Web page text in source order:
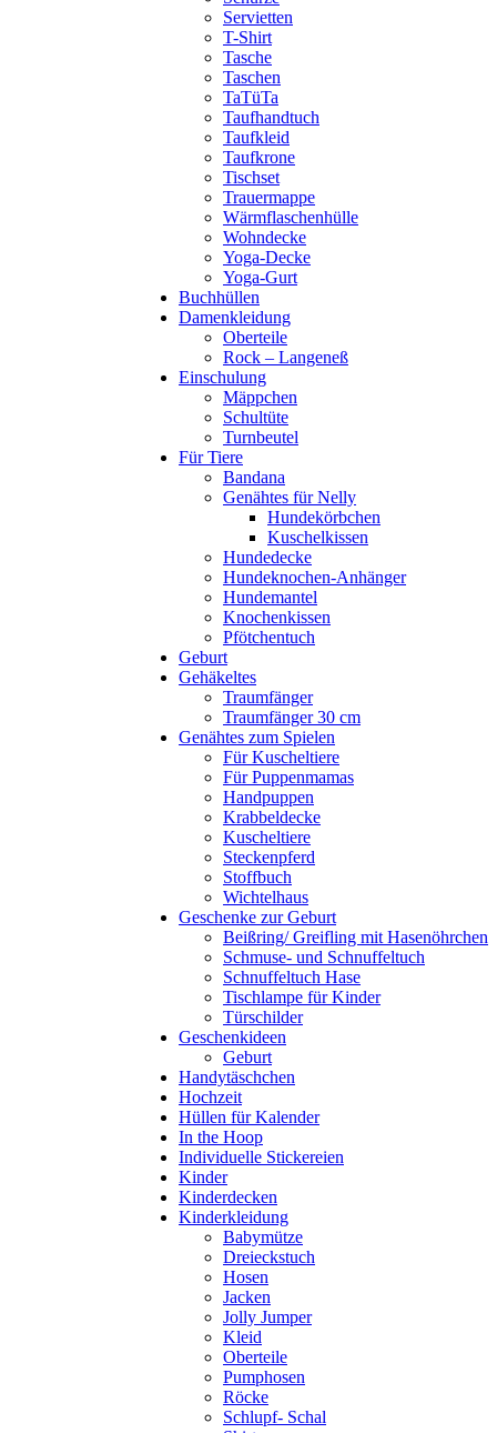
Servietten
T-Shirt
Tasche
Taschen
TaTüTa
Taufhandtuch
Taufkleid
Taufkrone
Tischset
Trauermappe
Wärmflaschenhülle
Wohndecke
Yoga-Decke
Yoga-Gurt
Buchhüllen
Damenkleidung
Oberteile
Rock – Langeneß
Einschulung
Mäppchen
Schultüte
Turnbeutel
Für Tiere
Bandana
Genähtes für Nelly
Hundekörbchen
Kuschelkissen
Hundedecke
Hundeknochen-Anhänger
Hundemantel
Knochenkissen
Pfötchentuch
Geburt
Gehäkeltes
Traumfänger
Traumfänger 30 cm
Genähtes zum Spielen
Für Kuscheltiere
Für Puppenmamas
Handpuppen
Krabbeldecke
Kuscheltiere
Steckenpferd
Stoffbuch
Wichtelhaus
Geschenke zur Geburt
Beißring/ Greifling mit Hasenöhrchen
Schmuse- und Schnuffeltuch
Schnuffeltuch Hase
Tischlampe für Kinder
Türschilder
Geschenkideen
Geburt
Handytäschchen
Hochzeit
Hüllen für Kalender
In the Hoop
Individuelle Stickereien
Kinder
Kinderdecken
Kinderkleidung
Babymütze
Dreieckstuch
Hosen
Jacken
Jolly Jumper
Kleid
Oberteile
Pumphosen
Röcke
Schlupf- Schal